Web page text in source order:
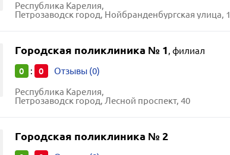
Республика Карелия,
Петрозаводск город, Нойбранденбургская улица, 1
Городская поликлиника № 1, филиал
0 : 0 Отзывы (0)
Республика Карелия,
Петрозаводск город, Лесной проспект, 40
Городская поликлиника № 2